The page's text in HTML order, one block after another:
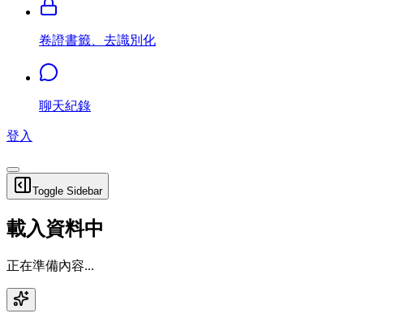
卷證書籤、去識別化
聊天紀錄
登入
Toggle Sidebar
載入資料中
正在準備內容...